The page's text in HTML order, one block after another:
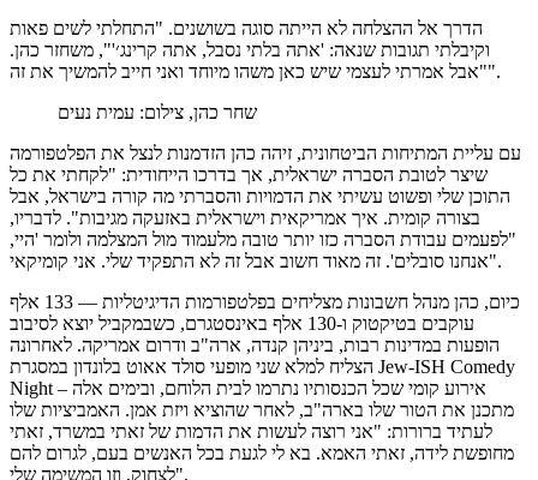
הדרך אל ההצלחה לא הייתה סוגה בשושנים. "התחלתי לשים פאות
וקיבלתי תגובות שנאה: 'אתה בלתי נסבל, אתה קרינג׳'", משחזר כהן.
"אבל אמרתי לעצמי שיש כאן משהו מיוחד ואני חייב להמשיך את זה".
שחר כהן, צילום: עמית נעים
עם עליית המתיחות הביטחונית, זיהה כהן הזדמנות לנצל את הפלטפורמה
שיצר לטובת הסברה ישראלית, אך בדרכו הייחודית: "לקחתי את כל
התוכן שלי ופשוט עשיתי את הדמויות והסברתי מה קורה בישראל, אבל
בצורה קומית. איך אמריקאית וישראלית באזעקה מגיבות". לדבריו,
"לפעמים עבודת הסברה כזו יותר טובה מלעמוד מול המצלמה ולומר 'היי,
אנחנו סובלים'. זה מאוד חשוב אבל זה לא התפקיד שלי. אני קומיקאי".
כיום, כהן מנהל חשבונות מצליחים בפלטפורמות הדיגיטליות — 133 אלף
עוקבים בטיקטוק ו-130 אלף באינסטגרם, כשבמקביל יוצא לסיבוב
הופעות במדינות רבות, ביניהן קנדה, ארה"ב ודרום אמריקה. לאחרונה
הצליח למלא שני מופעי סולד אאוט בלונדון במסגרת Jew-ISH Comedy
Night – אירוע קומי שכל הכנסותיו נתרמו לבית הלוחם, ובימים אלה
מתכנן את הטור שלו בארה"ב, לאחר שהוציא ויזת אמן. האמביציות שלו
לעתיד ברורות: "אני רוצה לעשות את הדמות של זאתי במשרד, זאתי
מחופשת לידה, זאתי האמא. בא לי לגעת בכל האנשים בעם, לגרום להם
לצחוק, וזו המשימה שלי".